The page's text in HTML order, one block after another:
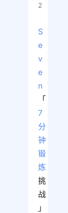
2
S
e
v
e
n
「
7
分
钟
锻
炼
挑
战
」